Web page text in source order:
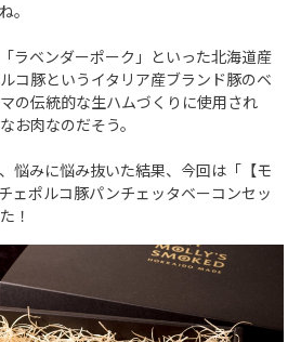
。
ラベンダーポーク」といった北海道産
コ豚というイタリア産ブランド豚のベ
の伝統的な生ハムづくりに使用され
お肉なのだそう。
悩みに悩み抜いた結果、今回は「【モ
ェポルコ豚パンチェッタベーコンセッ
！